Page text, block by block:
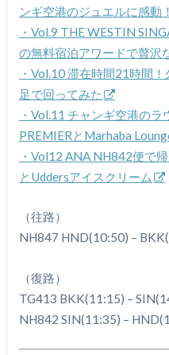
ンギ空港のジュエルに感動！
・Vol.9 THE WESTIN
の無料宿泊アワードで贅沢
・Vol.10 滞在時間21時間
足で回ってみた
・Vol.11 チャンギ空港の
PREMIERとMarhaba
・Vol12 ANA NH842便で
とUddersアイスクリーム
（往路）
NH847 HND(10:50) –
（復路）
TG413 BKK(11:15) –
NH842 SIN(11:35) –